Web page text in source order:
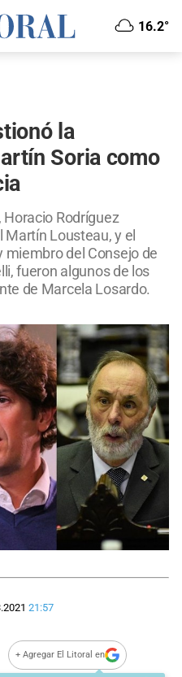
16.2°
la
Soria como
Horacio Rodríguez
Lousteau, y el
miembro del Consejo de
fueron algunos de los
de Marcela Losardo.
21:57
+ Agregar El Litoral en